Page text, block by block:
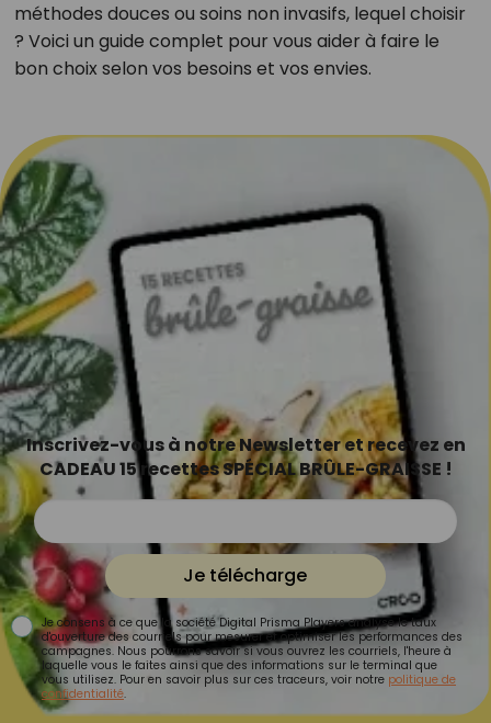
méthodes douces ou soins non invasifs, lequel choisir
? Voici un guide complet pour vous aider à faire le
bon choix selon vos besoins et vos envies.
Inscrivez-vous à notre Newsletter et recevez en
CADEAU 15 recettes SPÉCIAL BRÛLE-GRAISSE !
Je télécharge
Je consens à ce que la société Digital Prisma Players analyse le taux
d'ouverture des courriels pour mesurer et optimiser les performances des
campagnes. Nous pourrons savoir si vous ouvrez les courriels, l'heure à
laquelle vous le faites ainsi que des informations sur le terminal que
vous utilisez. Pour en savoir plus sur ces traceurs, voir notre politique de
confidentialité.